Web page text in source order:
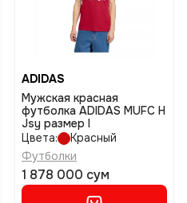
ADIDAS
Мужская красная
футболка ADIDAS MUFC H
Jsy размер l
Цвета:
Красный
Футболки
1 878 000 сум